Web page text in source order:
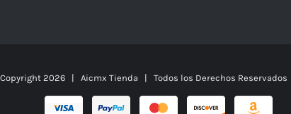
2026 | Aicmx Tienda | Todos los Derechos